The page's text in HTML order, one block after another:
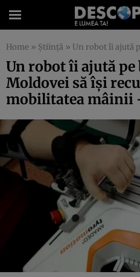
Home » Știință » Un robot îi ajută pe bolnavii din
Un robot îi ajută
Moldovei să îşi
mobilitatea mâinii